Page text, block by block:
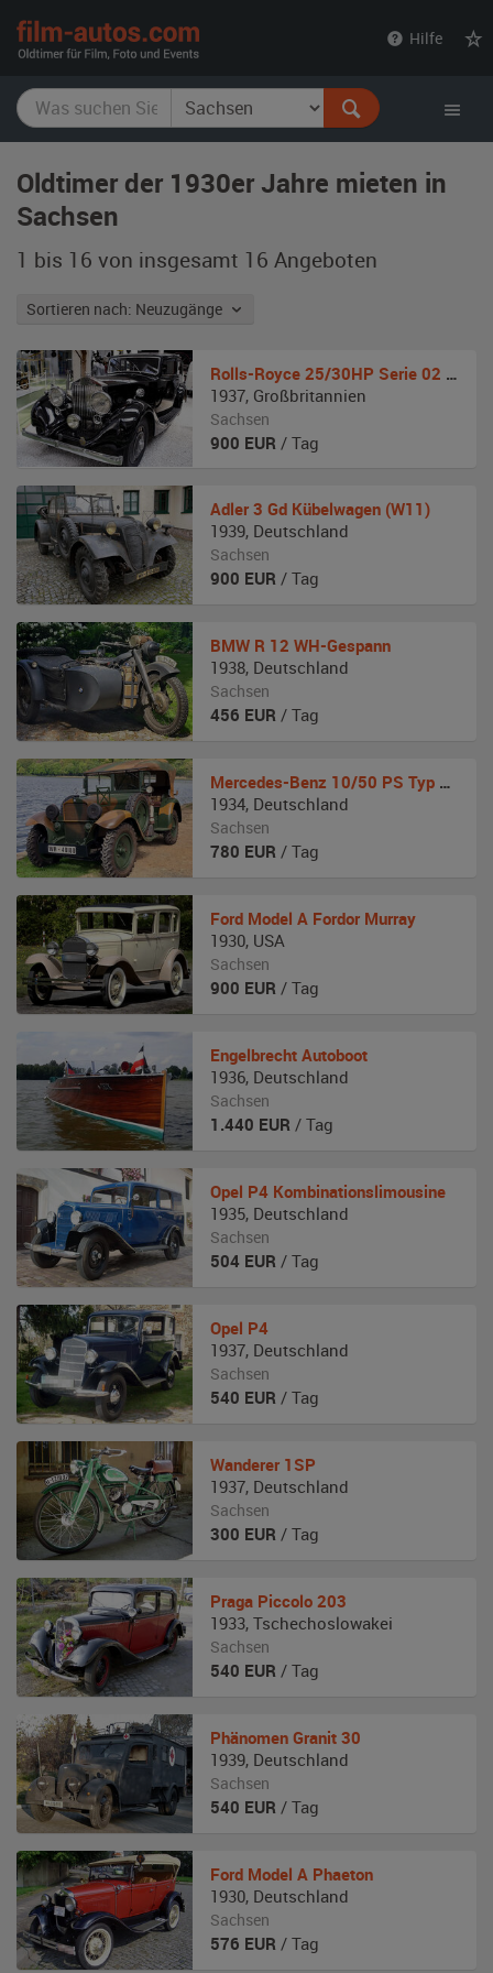
Hilfe
Oldtimer der 1930er Jahre mieten in
Sachsen
1 bis 16 von insgesamt 16 Angeboten
Sortieren nach: Neuzugänge
Rolls-Royce 25/30HP Serie 02 Saloon geschlossen
1937, Großbritannien
Sachsen
900 EUR / Tag
Adler 3 Gd Kübelwagen (W11)
1939, Deutschland
Sachsen
900 EUR / Tag
BMW R 12 WH-Gespann
1938, Deutschland
Sachsen
456 EUR / Tag
Mercedes-Benz 10/50 PS Typ Stuttgart 260 Kübelwagen (W 11)
1934, Deutschland
Sachsen
780 EUR / Tag
Ford Model A Fordor Murray
1930, USA
Sachsen
900 EUR / Tag
Engelbrecht Autoboot
1936, Deutschland
Sachsen
1.440 EUR / Tag
Opel P4 Kombinationslimousine
1935, Deutschland
Sachsen
504 EUR / Tag
Opel P4
1937, Deutschland
Sachsen
540 EUR / Tag
Wanderer 1SP
1937, Deutschland
Sachsen
300 EUR / Tag
Praga Piccolo 203
1933, Tschechoslowakei
Sachsen
540 EUR / Tag
Phänomen Granit 30
1939, Deutschland
Sachsen
540 EUR / Tag
Ford Model A Phaeton
1930, Deutschland
Sachsen
576 EUR / Tag